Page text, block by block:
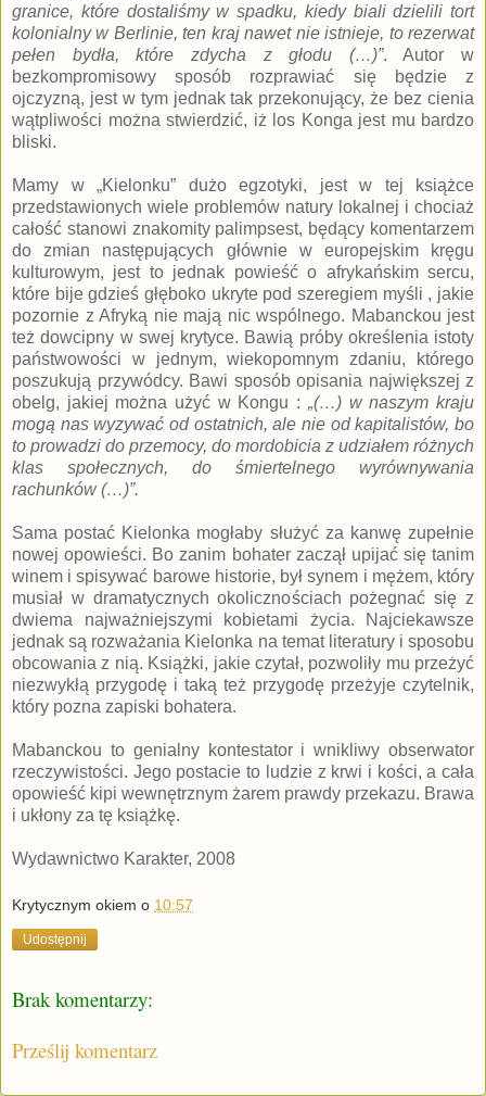
granice, które dostaliśmy w spadku, kiedy biali dzielili tort
kolonialny w Berlinie, ten kraj nawet nie istnieje, to rezerwat
pełen bydła, które zdycha z głodu (…)”. Autor w
bezkompromisowy sposób rozprawiać się będzie z
ojczyzną, jest w tym jednak tak przekonujący, że bez cienia
wątpliwości można stwierdzić, iż los Konga jest mu bardzo
bliski.
Mamy w „Kielonku” dużo egzotyki, jest w tej książce
przedstawionych wiele problemów natury lokalnej i chociaż
całość stanowi znakomity palimpsest, będący komentarzem
do zmian następujących głównie w europejskim kręgu
kulturowym, jest to jednak powieść o afrykańskim sercu,
które bije gdzieś głęboko ukryte pod szeregiem myśli , jakie
pozornie z Afryką nie mają nic wspólnego. Mabanckou jest
też dowcipny w swej krytyce. Bawią próby określenia istoty
państwowości w jednym, wiekopomnym zdaniu, którego
poszukują przywódcy. Bawi sposób opisania największej z
obelg, jakiej można użyć w Kongu : „(…) w naszym kraju
mogą nas wyzywać od ostatnich, ale nie od kapitalistów, bo
to prowadzi do przemocy, do mordobicia z udziałem różnych
klas społecznych, do śmiertelnego wyrównywania
rachunków (…)”.
Sama postać Kielonka mogłaby służyć za kanwę zupełnie
nowej opowieści. Bo zanim bohater zaczął upijać się tanim
winem i spisywać barowe historie, był synem i mężem, który
musiał w dramatycznych okolicznościach pożegnać się z
dwiema najważniejszymi kobietami życia. Najciekawsze
jednak są rozważania Kielonka na temat literatury i sposobu
obcowania z nią. Książki, jakie czytał, pozwoliły mu przeżyć
niezwykłą przygodę i taką też przygodę przeżyje czytelnik,
który pozna zapiski bohatera.
Mabanckou to genialny kontestator i wnikliwy obserwator
rzeczywistości. Jego postacie to ludzie z krwi i kości, a cała
opowieść kipi wewnętrznym żarem prawdy przekazu. Brawa
i ukłony za tę książkę.
Wydawnictwo Karakter, 2008
Krytycznym okiem o 10:57
Udostępnij
Brak komentarzy:
Prześlij komentarz